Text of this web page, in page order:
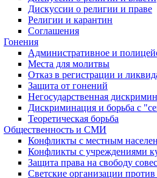
Дискуссии о религии и праве
Религии и карантин
Соглашения
Гонения
Административное и
Места для молитвы
Отказ в регистрации и
Защита от гонений
Негосударственная
Дискриминация и борьба с
Теоретическая борьба
Общественность и СМИ
Конфликты с местным
Конфликты с учреждениями
Защита права на свободу
Светские организации